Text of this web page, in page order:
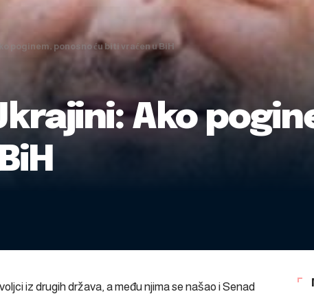
poginem, ponosno ću biti vraćen u BiH
Ako
iz drugih država, a među njima se našao i Senad